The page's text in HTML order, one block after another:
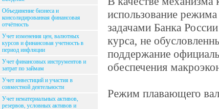
Объединение бизнеса и
консолидированная финансовая
отчётность
Учет изменения цен, валютных
курсов и финансовая учетность в
период инфляции
Учет финансовых инструментов и
затрат по займам
Учет инвестиций и участия в
совместной деятельности
Учет нематериальных активов,
резервов, условных активов и
использование
задачами Банка
курса, не
поддержание
обеспечения
Режим плавающего